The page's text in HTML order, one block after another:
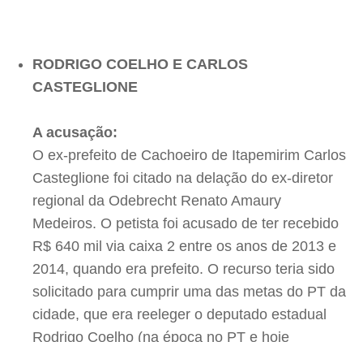
RODRIGO COELHO E CARLOS
CASTEGLIONE
A acusação:
O ex-prefeito de Cachoeiro de Itapemirim Carlos
Casteglione foi citado na delação do ex-diretor
regional da Odebrecht Renato Amaury
Medeiros. O petista foi acusado de ter recebido
R$ 640 mil via caixa 2 entre os anos de 2013 e
2014, quando era prefeito. O recurso teria sido
solicitado para cumprir uma das metas do PT da
cidade, que era reeleger o deputado estadual
Rodrigo Coelho (na época no PT e hoje